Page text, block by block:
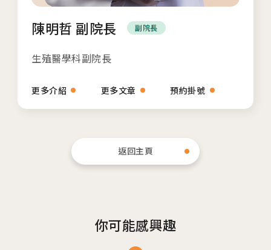
相關網站
安馨產後護理之家
陳明哲 副院長 副院長
生殖醫學科副院長
更多介紹 更多文章 預約掛號
返回主頁
你可能感興趣